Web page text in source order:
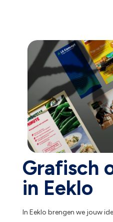
Grafisch
in Eeklo
In Eeklo brengen we jouw